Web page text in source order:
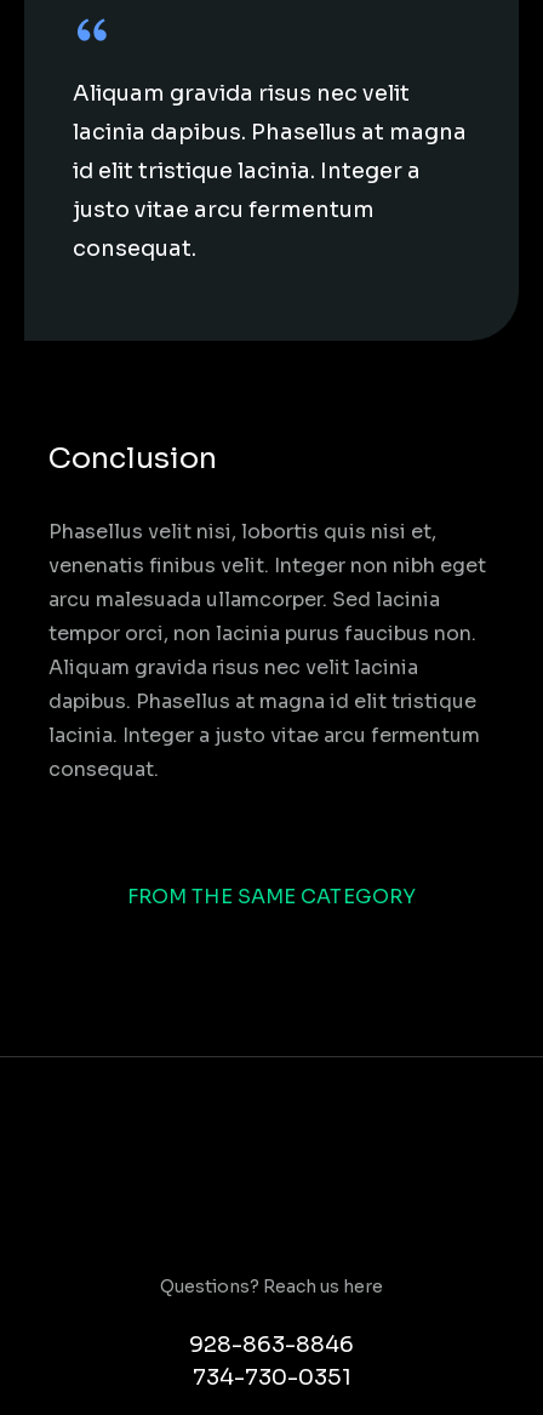
Aliquam gravida risus nec velit
lacinia dapibus. Phasellus at magna
id elit tristique lacinia. Integer a
justo vitae arcu fermentum
consequat.
Conclusion
Phasellus velit nisi, lobortis quis nisi et,
venenatis finibus velit. Integer non nibh eget
arcu malesuada ullamcorper. Sed lacinia
tempor orci, non lacinia purus faucibus non.
Aliquam gravida risus nec velit lacinia
dapibus. Phasellus at magna id elit tristique
lacinia. Integer a justo vitae arcu fermentum
consequat.
FROM THE SAME CATEGORY
Questions? Reach us here
928-863-8846
734-730-0351